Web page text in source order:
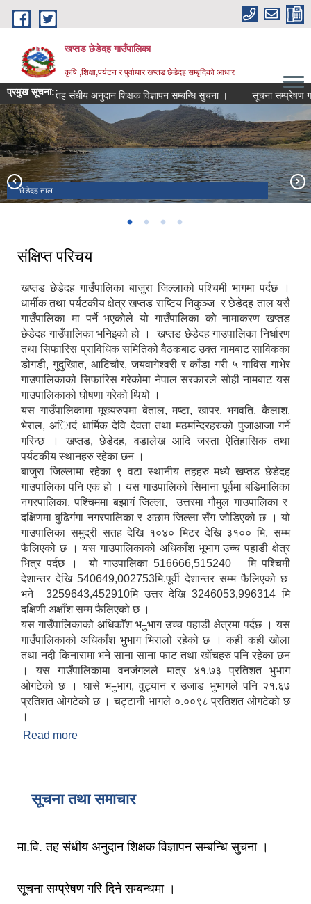
Skip to main content
खप्तड छेडेदह गाउँपालिका
कृषि ,शिक्षा,पर्यटन र पुर्वाधार खप्तड छेडेदह सम्बृदिको आधार
प्रमुख सूचना::
मा.वि. तह संधीय अनुदान शिक्षक विज्ञापन सम्बन्धि सुचना । सूचना सम्प्रेषण गरि
छेडेदह ताल
गाउँपालिका भवन डोगडी
खप्तड त्रिवेणी धाम ।
खप्तड राष्ट्रिय निकुन्ज
संक्षिप्त परिचय
खप्तड छेडेदह गाउँपालिका बाजुरा जिल्लाको पश्चिमी भागमा पर्दछ ।
धार्मीक तथा पर्यटकीय क्षेत्र खप्तड राष्टिय निकुञ्ज र छेडेदह ताल यसै
गाउँपालिका मा पर्ने भएकोले यो गाउँपालिका को नामाकरण खप्तड
छेडेदह गाउँपालिका भनिइको हो । खप्तड छेडेदह गाउपालिका निर्धारण
तथा सिफारिस प्राविधिक समितिको वैठकबाट उक्त नामबाट साविकका
डोगडी, गुदुखाित, आटिचौर, जयवागेश्वरी र काँडा गरी ५ गाविस गाभेर
गाउपालिकाको सिफारिस गरेकोमा नेपाल सरकारले सोही नामबाट यस
गाउपालिकाको घोषणा गरेको थियो ।
यस गाउँपालिकामा मूख्यरुपमा बेताल, मष्टा, खापर, भगवति, कैलाश,
भेराल, अािदं धार्मिक देवि देवता तथा मठमन्दिरहरुको पुजाआजा गर्ने
गरिन्छ । खप्तड, छेडेदह, वडालेख आदि जस्ता ऐतिहासिक तथा
पर्यटकीय स्थानहरु रहेका छन ।
बाजुरा जिल्लामा रहेका ९ वटा स्थानीय तहहरु मध्ये खप्तड छेडेदह
गाउपालिका पनि एक हो । यस गाउपालिको सिमाना पूर्वमा बडिमालिका
नगरपालिका, पश्चिममा बझागं जिल्ला, उत्तरमा गौमुल गाउपालिका र
दक्षिणमा बुढिगंगा नगरपालिका र अछाम जिल्ला सँग जोडिएको छ । यो
गाउपालिका समुद्री सतह देखि १०४० मिटर देखि ३१०० मि. सम्म
फैलिएको छ । यस गाउपालिकाको अधिकाँश भूभाग उच्च पहाडी क्षेत्र
भित्र पर्दछ । यो गाउपालिका 516666,515240 मि पश्चिमी
देशान्तर देखि 540649,002753मि.पूर्वी देशान्तर सम्म फैलिएको छ
भने 3259643,452910मि उत्तर देखि 3246053,996314 मि
दक्षिणी अक्षाँश सम्म फैलिएको छ ।
यस गाउँपालिकाको अधिकाँश भ–ुभाग उच्च पहाडी क्षेत्रमा पर्दछ । यस
गाउँपालिकाको अधिकाँश भुभाग भिरालो रहेको छ । कही कही खोला
तथा नदी किनारामा भने साना साना फाट तथा खोँचहरु पनि रहेका छन
। यस गाउँपालिकामा वनजंगलले मात्र ४१.७३ प्रतिशत भुभाग
ओगटेको छ । घासे भ–ुभाग, वुट्यान र उजाड भुभागले पनि २१.६७
प्रतिशत ओगटेको छ । चट्टानी भागले ०.००९८ प्रतिशत ओगटेको छ
।
Read more
सूचना तथा समाचार
मा.वि. तह संधीय अनुदान शिक्षक विज्ञापन सम्बन्धि सुचना ।
सूचना सम्प्रेषण गरि दिने सम्बन्धमा ।